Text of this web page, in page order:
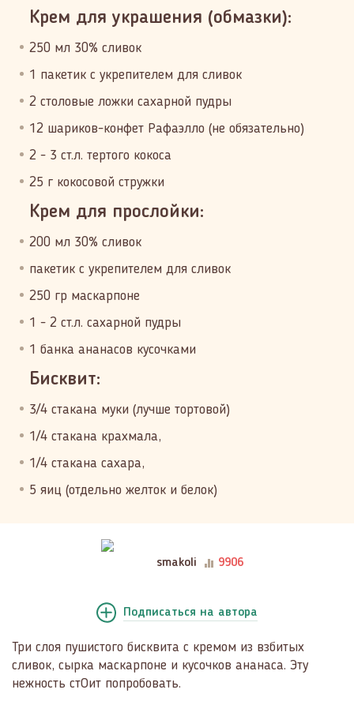
Крем для украшения (обмазки):
250 мл 30% сливок
1 пакетик с укрепителем для сливок
2 столовые ложки сахарной пудры
12 шариков-конфет Рафаэлло (не обязательно)
2 - 3 ст.л. тертого кокоса
25 г кокосовой стружки
Крем для прослойки:
200 мл 30% сливок
пакетик с укрепителем для сливок
250 гр маскарпоне
1 - 2 ст.л. сахарной пудры
1 банка ананасов кусочками
Бисквит:
3/4 стакана муки (лучше тортовой)
1/4 стакана крахмала,
1/4 стакана сахара,
5 яиц (отдельно желток и белок)
smakoli 9906
Подписаться на автора
Три слоя пушистого бисквита с кремом из взбитых
сливок, сырка маскарпоне и кусочков ананаса. Эту
нежность стОит попробовать.